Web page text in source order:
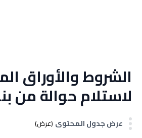
الشروط والأوراق
لاستلام حوالة من
عرض جدول المحتوى (عرض)